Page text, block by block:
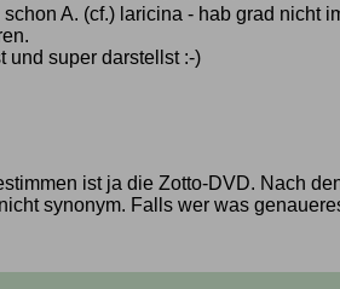
A. (cf.) laricina - hab grad nicht
und super darstellst :-)
ist ja die Zotto-DVD. Nach
synonym. Falls wer was